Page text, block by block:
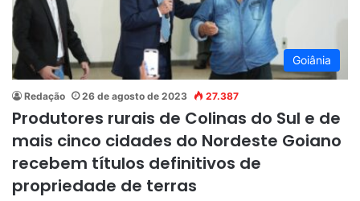
Goiânia
Redação 26 de agosto de 2023 27.387
Produtores rurais de Colinas do Sul e de
mais cinco cidades do Nordeste Goiano
recebem títulos definitivos de
propriedade de terras